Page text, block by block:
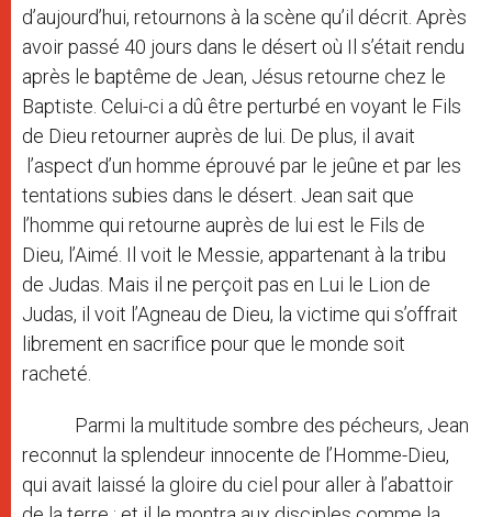
d’aujourd’hui, retournons à la scène qu’il décrit. Après
avoir passé 40 jours dans le désert où Il s’était rendu
après le baptême de Jean, Jésus retourne chez le
Baptiste. Celui-ci a dû être perturbé en voyant le Fils
de Dieu retourner auprès de lui. De plus, il avait
l’aspect d’un homme éprouvé par le jeûne et par les
tentations subies dans le désert. Jean sait que
l’homme qui retourne auprès de lui est le Fils de
Dieu, l’Aimé. Il voit le Messie, appartenant à la tribu
de Judas. Mais il ne perçoit pas en Lui le Lion de
Judas, il voit l’Agneau de Dieu, la victime qui s’offrait
librement en sacrifice pour que le monde soit
racheté.
Parmi la multitude sombre des pécheurs, Jean
reconnut la splendeur innocente de l’Homme-Dieu,
qui avait laissé la gloire du ciel pour aller à l’abattoir